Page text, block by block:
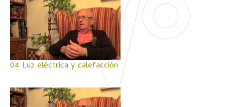
04 Luz eléctrica y calefacción